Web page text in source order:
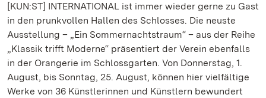
[KUN:ST] INTERNATIONAL ist immer wieder gerne zu Gast
in den prunkvollen Hallen des Schlosses. Die neuste
Ausstellung – „Ein Sommernachtstraum“ – aus der Reihe
„Klassik trifft Moderne“ präsentiert der Verein ebenfalls
in der Orangerie im Schlossgarten. Von Donnerstag, 1.
August, bis Sonntag, 25. August, können hier vielfältige
Werke von 36 Künstlerinnen und Künstlern bewundert